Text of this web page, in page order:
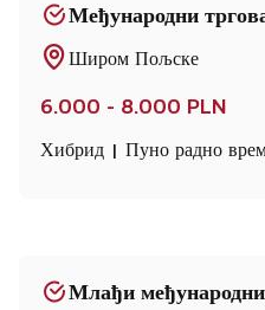
Међународни
Широм Пољске
6.000 - 8.000 PLN
Хибрид | Пуно радно
Млађи